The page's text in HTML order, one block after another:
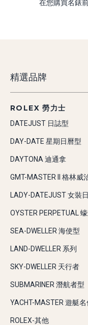
在您購買名錶
精選品牌
ROLEX 勞力士
DATEJUST 日誌型
DAY-DATE 星期日曆型
DAYTONA 迪通拿
GMT-MASTER II 格林威
LADY-DATEJUST 女裝
OYSTER PERPETUAL
SEA-DWELLER 海使型
LAND-DWELLER 系列
SKY-DWELLER 天行者
SUBMARINER 潛航者型
YACHT-MASTER 遊艇名
ROLEX-其他